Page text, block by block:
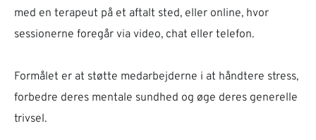
med en terapeut på et aftalt sted, eller online, hvor
sessionerne foregår via video, chat eller telefon.
Formålet er at støtte medarbejderne i at håndtere stress,
forbedre deres mentale sundhed og øge deres generelle
trivsel.